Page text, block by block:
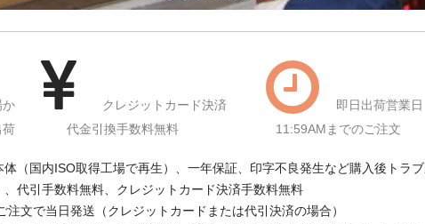
か
荷
クレジットカード決済
代金引換手数料無料
即日出荷営業日
11:59AMまでのご注文
（国内ISO取得工場で再生）、一年保証、印字不良発生など購入後トラ
代引手数料無料、クレジットカード決済手数料無料
文で当日発送（クレジットカードまたは代引決済の場合）